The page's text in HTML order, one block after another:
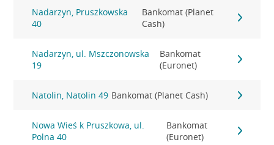
Nadarzyn, Pruszkowska
40
Bankomat (Planet
Cash)
Nadarzyn, ul. Mszczonowska
19
Bankomat
(Euronet)
Natolin, Natolin 49 Bankomat (Planet Cash)
Nowa Wieś k Pruszkowa, ul.
Polna 40
Bankomat
(Euronet)